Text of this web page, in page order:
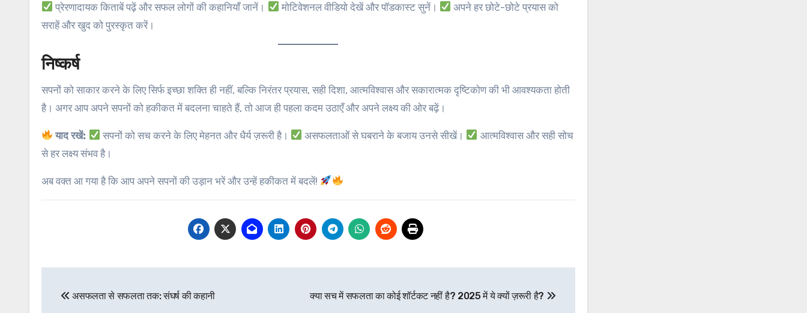
प्रेरणादायक किताबें पढ़ें और सफल लोगों की कहानियाँ जानें। मोटिवेशनल वीडियो देखें और पॉडकास्ट सुनें।
अपने हर छोटे-छोटे प्रयास को
सराहें और खुद को पुरस्कृत करें।
निष्कर्ष
सपनों को साकार करने के लिए सिर्फ इच्छा शक्ति ही नहीं, बल्कि निरंतर प्रयास, सही दिशा, आत्मविश्वास और सकारात्मक दृष्टिकोण की भी आवश्यकता होती
है। अगर आप अपने सपनों को हकीकत में बदलना चाहते हैं, तो आज ही पहला कदम उठाएँ और अपने लक्ष्य की ओर बढ़ें।
याद रखें: सपनों को सच करने के लिए मेहनत और धैर्य ज़रूरी है। असफलताओं से घबराने के बजाय उनसे सीखें।
आत्मविश्वास और सही सोच
से हर लक्ष्य संभव है।
अब वक्त आ गया है कि आप अपने सपनों की उड़ान भरें और उन्हें हकीकत में बदलें!
navigation
असफलता से सफलता तक: संघर्ष की कहानी क्या सच में सफलता का कोई शॉर्टकट नहीं है? 2025 में ये क्यों ज़रूरी है?